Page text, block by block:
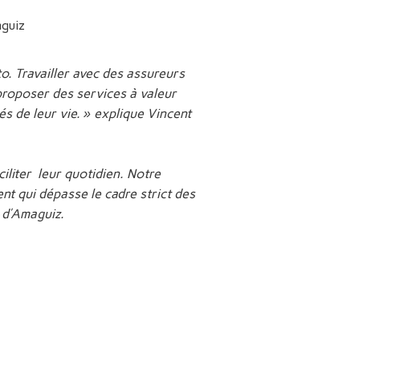
Travailler avec des assureurs
des services à valeur
de leur vie. » explique Vincent
leur quotidien. Notre
qui dépasse le cadre strict des